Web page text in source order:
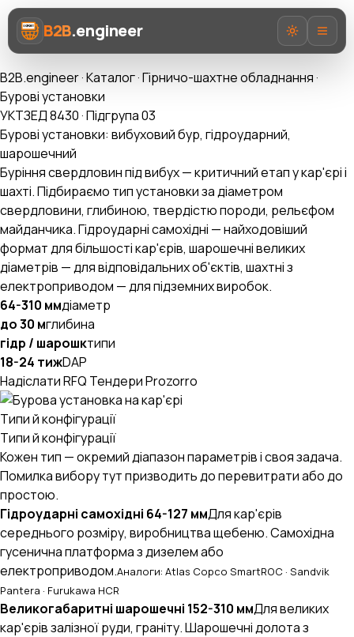
B2B.engineer
Про нас
Послуги
Prozorro AI
Категорії
AI-Експерт ВЕД
UA EN RU
B2B.engineer·Каталог·Гірничо-шахтне обладнання·
Бурові установки
УКТЗЕД 8430 · Підгрупа 03
Бурові установки: вибуховий бур, гідроударний,
шарошечний
Буріння свердловин під вибух — критичний етап у кар'єрі і
шахті. Підбираємо тип установки за діаметром
свердловини, глибиною, твердістю породи, рельєфом
майданчика. Гідроударні самохідні — найходовіший
формат для більшості кар'єрів, шарошечні великих
діаметрів — для відповідальних об'єктів, шахтні з
електроприводом — для підземних виробок.
64-310 ммдіаметр
до 30 мглибина
гідр / шарошктипи
18-24 тижDAP
Надіслати RFQ Тендери Prozorro
Типи й конфігурації
Типи й конфігурації
Кожен тип — окремий діапазон параметрів і своя задача.
Помилка вибору тут призводить до перевитрати або до
простою.
Гідроударні самохідні 64-127 ммДля кар'єрів
середнього розміру, виробництва щебеню. Самохідна
гусенична платформа з дизелем або
електроприводом.Аналоги: Atlas Copco SmartROC · Sandvik
Pantera · Furukawa HCR
Великогабаритні шарошечні 152-310 ммДля великих
кар'єрів залізної руди, граніту. Шарошечні долота з